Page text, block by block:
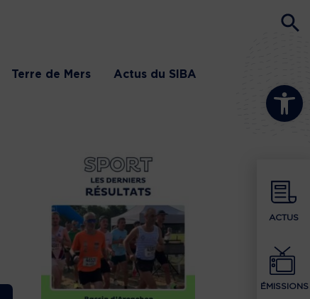
Ouvrir la
ACTUS
ÉMISSIONS
Terre de Mers Actus du SIBA